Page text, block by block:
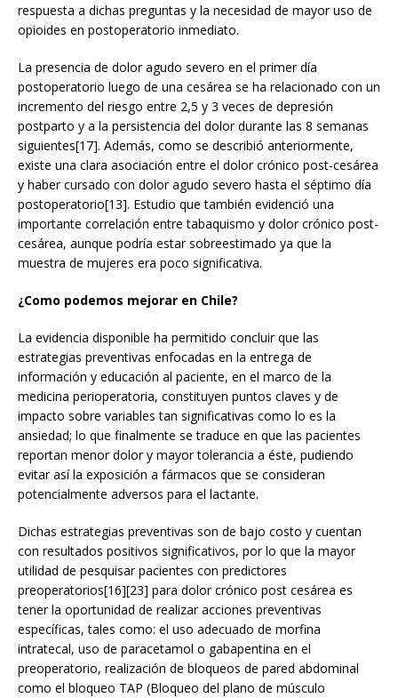
respuesta a dichas preguntas y la necesidad de mayor uso de
opioides en postoperatorio inmediato.
La presencia de dolor agudo severo en el primer día
postoperatorio luego de una cesárea se ha relacionado con un
incremento del riesgo entre 2,5 y 3 veces de depresión
postparto y a la persistencia del dolor durante las 8 semanas
siguientes[17]. Además, como se describió anteriormente,
existe una clara asociación entre el dolor crónico post-cesárea
y haber cursado con dolor agudo severo hasta el séptimo día
postoperatorio[13]. Estudio que también evidenció una
importante correlación entre tabaquismo y dolor crónico post-
cesárea, aunque podría estar sobreestimado ya que la
muestra de mujeres era poco significativa.
¿Como podemos mejorar en Chile?
La evidencia disponible ha permitido concluir que las
estrategias preventivas enfocadas en la entrega de
información y educación al paciente, en el marco de la
medicina perioperatoria, constituyen puntos claves y de
impacto sobre variables tan significativas como lo es la
ansiedad; lo que finalmente se traduce en que las pacientes
reportan menor dolor y mayor tolerancia a éste, pudiendo
evitar así la exposición a fármacos que se consideran
potencialmente adversos para el lactante.
Dichas estrategias preventivas son de bajo costo y cuentan
con resultados positivos significativos, por lo que la mayor
utilidad de pesquisar pacientes con predictores
preoperatorios[16][23] para dolor crónico post cesárea es
tener la oportunidad de realizar acciones preventivas
específicas, tales como: el uso adecuado de morfina
intratecal, uso de paracetamol o gabapentina en el
preoperatorio, realización de bloqueos de pared abdominal
como el bloqueo TAP (Bloqueo del plano de músculo